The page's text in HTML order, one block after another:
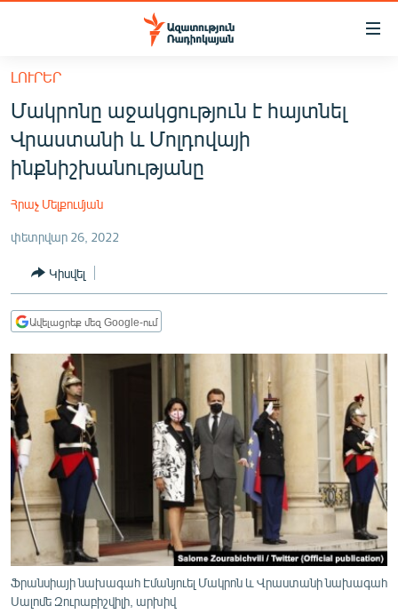
Մատչելիության
հիմնական
բովանդակությանը
Անցնել
հիմնական
մենյուին
ՀԱՅԱՍՏԱՆ
ՔԱՂԱՔԱԿԱՆ
ՏՆՏԵՍՈՒԹՅՈՒՆ
ՂԱՐԱԲԱՂ
ՏԱՐԱԾԱՇՐՋԱՆ
ՄԻՋԱԶԳԱՅԻՆ
ՄՇԱԿՈՒՅԹ
ՍՊՈՐՏ
ՄԵԿՆԱԲԱՆՈՒԹՅՈՒՆ
ՏՏ ԵՒ ԻՆՏԵՐՆԵՏ
ԱՐԽԻՎ
ԼՈՒՐԵՐ
Մակրոնը աջակցություն է հայտնել
Վրաստանի և Մոլդովայի
ինքնիշխանությանը
Հրաչ Մելքումյան
փետրվար 26, 2022
Կիսվել
Ավելացրեք մեզ Google-ում
Ֆրանսիայի նախագահ Էմանյուել Մակրոն և Վրաստանի նախագահ
Սալոմե Զուրաբիշվիլի, արխիվ